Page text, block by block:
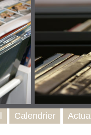
Calendrier